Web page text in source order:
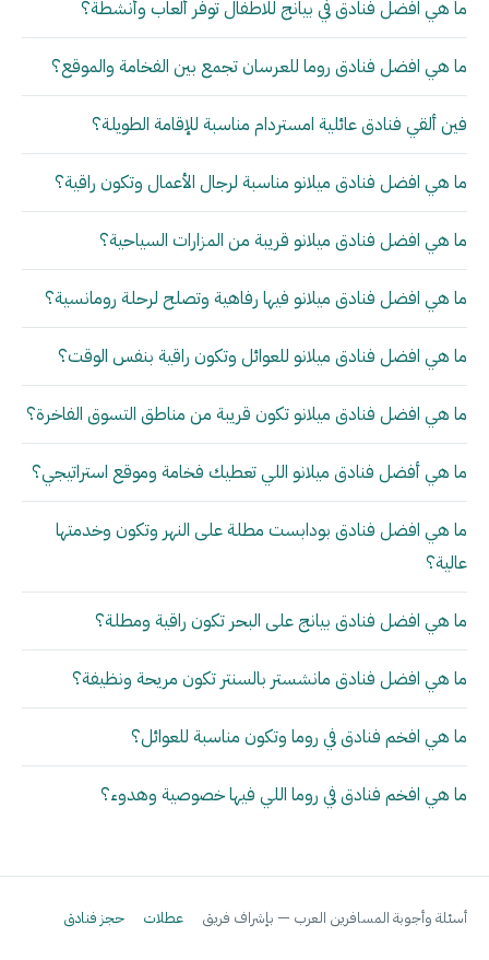
ما هي افضل فنادق في بيانج للاطفال توفر ألعاب وأنشطة؟
ما هي افضل فنادق روما للعرسان تجمع بين الفخامة والموقع؟
فين ألقي فنادق عائلية امستردام مناسبة للإقامة الطويلة؟
ما هي افضل فنادق ميلانو مناسبة لرجال الأعمال وتكون راقية؟
ما هي افضل فنادق ميلانو قريبة من المزارات السياحية؟
ما هي افضل فنادق ميلانو فيها رفاهية وتصلح لرحلة رومانسية؟
ما هي افضل فنادق ميلانو للعوائل وتكون راقية بنفس الوقت؟
ما هي افضل فنادق ميلانو تكون قريبة من مناطق التسوق الفاخرة؟
ما هي أفضل فنادق ميلانو اللي تعطيك فخامة وموقع استراتيجي؟
ما هي افضل فنادق بودابست مطلة على النهر وتكون وخدمتها
عالية؟
ما هي افضل فنادق بيانج على البحر تكون راقية ومطلة؟
ما هي افضل فنادق مانشستر بالسنتر تكون مريحة ونظيفة؟
ما هي افخم فنادق في روما وتكون مناسبة للعوائل؟
ما هي افخم فنادق في روما اللي فيها خصوصية وهدوء؟
أسئلة وأجوبة المسافرين العرب — بإشراف فريق عطلات حجز فنادق